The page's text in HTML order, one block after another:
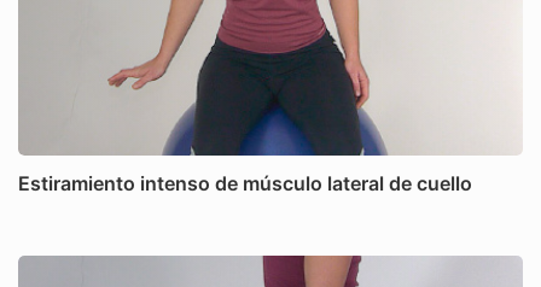
Estiramiento intenso de músculo lateral de cuello